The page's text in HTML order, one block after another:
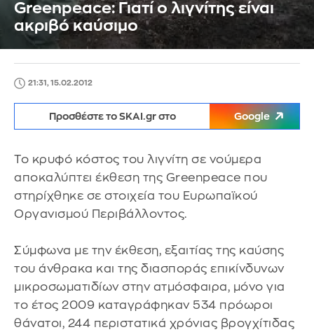
Greenpeace: Γιατί ο λιγνίτης είναι
ακριβό καύσιμο
21:31, 15.02.2012
Προσθέστε το SKAI.gr στο Google
Το κρυφό κόστος του λιγνίτη σε νούμερα
αποκαλύπτει έκθεση της Greenpeace που
στηρίχθηκε σε στοιχεία του Ευρωπαϊκού
Οργανισμού Περιβάλλοντος.
Σύμφωνα με την έκθεση, εξαιτίας της καύσης
του άνθρακα και της διασποράς επικίνδυνων
μικροσωματιδίων στην ατμόσφαιρα, μόνο για
το έτος 2009 καταγράφηκαν 534 πρόωροι
θάνατοι, 244 περιστατικά χρόνιας βρογχίτιδας